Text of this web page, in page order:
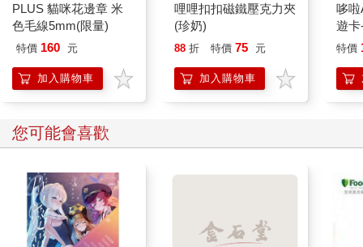
PLUS 貓咪花邊章 米
色毛線5mm(限量)
特價 160 元
加入購物車
哩哩扣扣磁鐵壓克力夾
(珍奶)
88 折 特價 75 元
加入購物車
哆啦
遊
代銷
特價
您可能會喜歡